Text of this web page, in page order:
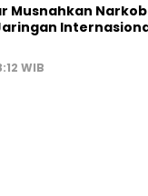
Musnahkan
Jaringan
WIB